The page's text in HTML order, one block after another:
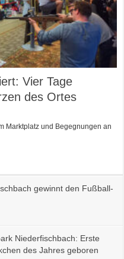
Vier Tage
des Ortes
Marktplatz und Begegnungen an
gewinnt den Fußball-
Niederfischbach: Erste
des Jahres geboren